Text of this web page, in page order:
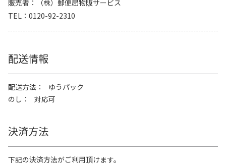
販売者
（株）郵便局物販サービス
TEL
0120-92-2310
配送情報
配送方法
ゆうパック
のし
対応可
決済方法
下記の決済方法がご利用頂けます。